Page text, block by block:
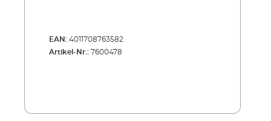
EAN: 4011708763582
Artikel-Nr.: 7600478